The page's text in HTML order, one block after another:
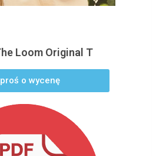
Loom Original T
o wycenę